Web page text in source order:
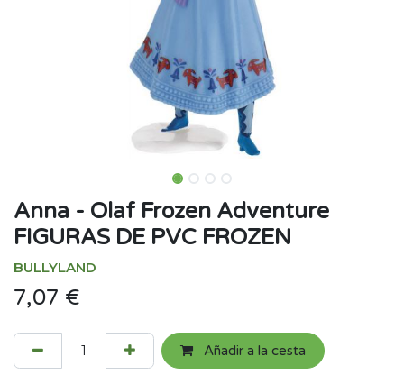
Anna - Olaf Frozen Adventure
FIGURAS DE PVC FROZEN
BULLYLAND
7,07 €
Añadir a la cesta